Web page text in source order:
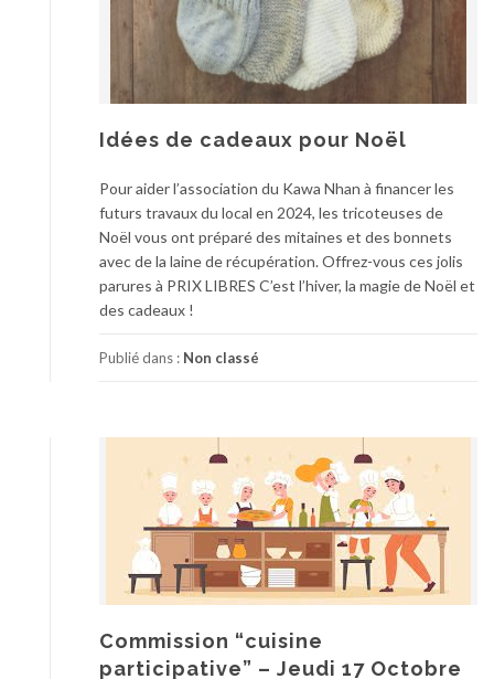
Idées de cadeaux pour Noël
Pour aider l’association du Kawa Nhan à financer les
futurs travaux du local en 2024, les tricoteuses de
Noël vous ont préparé des mitaines et des bonnets
avec de la laine de récupération. Offrez-vous ces jolis
parures à PRIX LIBRES C’est l’hiver, la magie de Noël et
des cadeaux !
Publié dans : Non classé
Commission “cuisine
participative” – Jeudi 17 Octobre